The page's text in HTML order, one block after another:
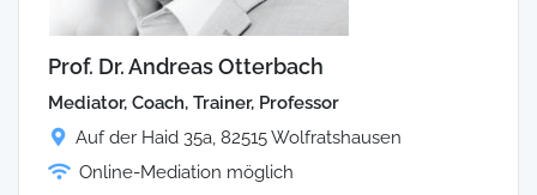
Prof. Dr. Andreas Otterbach
Mediator, Coach, Trainer, Professor
Auf der Haid 35a, 82515 Wolfratshausen
Online-Mediation möglich